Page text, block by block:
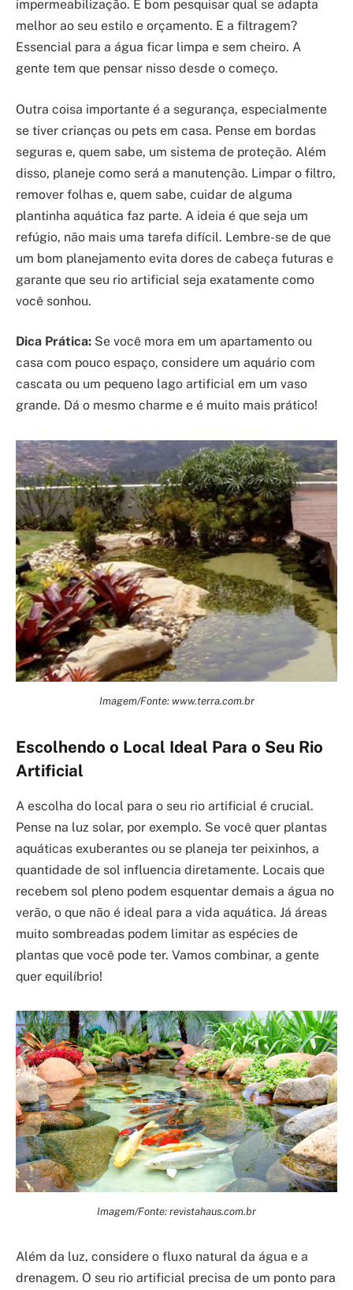
impermeabilização. É bom pesquisar qual se adapta
melhor ao seu estilo e orçamento. E a filtragem?
Essencial para a água ficar limpa e sem cheiro. A
gente tem que pensar nisso desde o começo.
Outra coisa importante é a segurança, especialmente
se tiver crianças ou pets em casa. Pense em bordas
seguras e, quem sabe, um sistema de proteção. Além
disso, planeje como será a manutenção. Limpar o filtro,
remover folhas e, quem sabe, cuidar de alguma
plantinha aquática faz parte. A ideia é que seja um
refúgio, não mais uma tarefa difícil. Lembre-se de que
um bom planejamento evita dores de cabeça futuras e
garante que seu rio artificial seja exatamente como
você sonhou.
Dica Prática: Se você mora em um apartamento ou
casa com pouco espaço, considere um aquário com
cascata ou um pequeno lago artificial em um vaso
grande. Dá o mesmo charme e é muito mais prático!
Imagem/Fonte: www.terra.com.br
Escolhendo o Local Ideal Para o Seu Rio
Artificial
A escolha do local para o seu rio artificial é crucial.
Pense na luz solar, por exemplo. Se você quer plantas
aquáticas exuberantes ou se planeja ter peixinhos, a
quantidade de sol influencia diretamente. Locais que
recebem sol pleno podem esquentar demais a água no
verão, o que não é ideal para a vida aquática. Já áreas
muito sombreadas podem limitar as espécies de
plantas que você pode ter. Vamos combinar, a gente
quer equilíbrio!
Imagem/Fonte: revistahaus.com.br
Além da luz, considere o fluxo natural da água e a
drenagem. O seu rio artificial precisa de um ponto para